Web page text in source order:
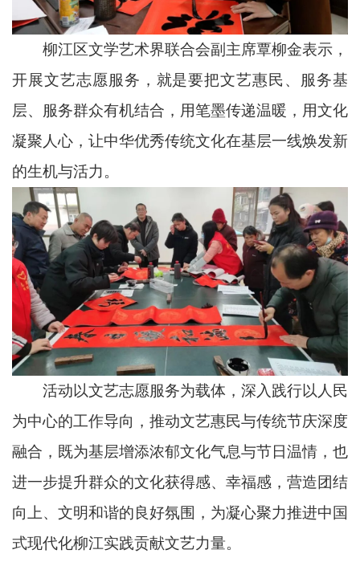
柳江区文学艺术界联合会副主席覃柳金表示，
开展文艺志愿服务，就是要把文艺惠民、服务基
层、服务群众有机结合，用笔墨传递温暖，用文化
凝聚人心，让中华优秀传统文化在基层一线焕发新
的生机与活力。
活动以文艺志愿服务为载体，深入践行以人民
为中心的工作导向，推动文艺惠民与传统节庆深度
融合，既为基层增添浓郁文化气息与节日温情，也
进一步提升群众的文化获得感、幸福感，营造团结
向上、文明和谐的良好氛围，为凝心聚力推进中国
式现代化柳江实践贡献文艺力量。